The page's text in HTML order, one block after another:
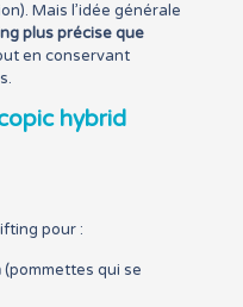
Mais l’idée générale
plus précise que
en conservant
hybrid
pour :
(pommettes qui se